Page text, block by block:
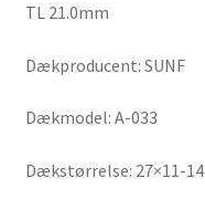
TL 21.0mm
Dækproducent: SUNF
Dækmodel: A-033
Dækstørrelse: 27×11-14